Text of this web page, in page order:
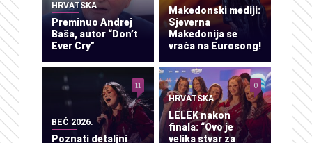
HRVATSKA
Preminuo Andrej
Baša, autor “Don’t
Ever Cry”
Makedonski mediji:
Sjeverna
Makedonija se
vraća na Eurosong!
BEČ 2026.
Poznati detaljni
11
HRVATSKA
LELEK nakon
finala: “Ovo je
velika stvar za
0